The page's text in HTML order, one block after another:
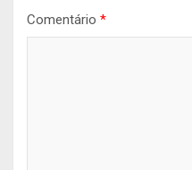
Comentário *